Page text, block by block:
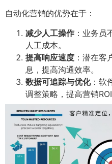
自动化营销的优势在于：
减少人工操作 ：业务
人工成本。
提高响应速度 ：潜在客
息，提高沟通效率。
数据可追踪与优化：软
调整策略，提高营销ROI